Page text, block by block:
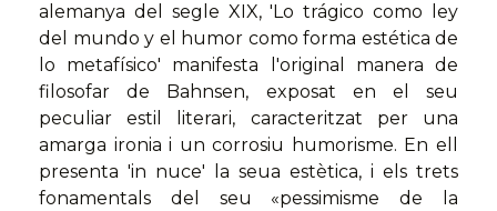
alemanya del segle XIX, 'Lo trágico como ley
del mundo y el humor como forma estética de
lo metafísico' manifesta l'original manera de
filosofar de Bahnsen, exposat en el seu
peculiar estil literari, caracteritzat per una
amarga ironia i un corrosiu humorisme. En ell
presenta 'in nuce' la seua estètica, i els trets
fonamentals del seu «pessimisme de la